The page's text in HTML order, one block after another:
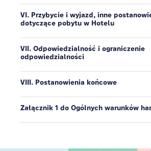
VI. Przybycie i wyjazd, inne
dotyczące pobytu w Hotelu
VII. Odpowiedzialność i ograniczenie
odpowiedzialności
VIII. Postanowienia końcowe
Załącznik 1 do Ogólnych warunków